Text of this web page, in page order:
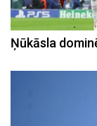
Ņūkāsla